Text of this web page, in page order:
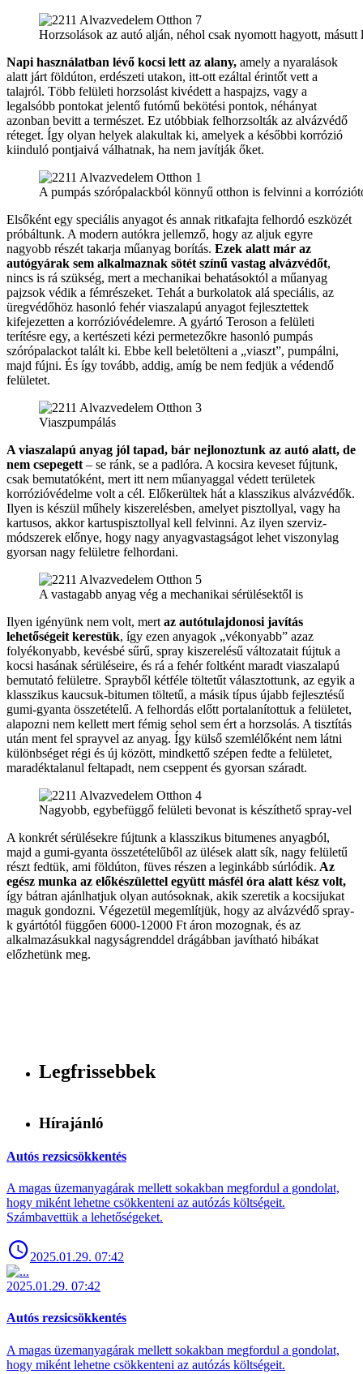
Horzsolások az autó alján, néhol csak nyomott hagyott, másutt
Napi használatban lévő kocsi lett az alany, amely a nyaralások
alatt járt földúton, erdészeti utakon, itt-ott ezáltal érintőt vett a
talajról. Több felületi horzsolást kivédett a haspajzs, vagy a
legalsóbb pontokat jelentő futómű bekötési pontok, néhányat
azonban bevitt a természet. Ez utóbbiak felhorzsolták az alvázvédő
réteget. Így olyan helyek alakultak ki, amelyek a későbbi korrózió
kiinduló pontjaivá válhatnak, ha nem javítják őket.
A pumpás szórópalackból könnyű otthon is felvinni a
Elsőként egy speciális anyagot és annak ritkafajta felhordó eszközét
próbáltunk. A modern autókra jellemző, hogy az aljuk egyre
nagyobb részét takarja műanyag borítás. Ezek alatt már az
autógyárak sem alkalmaznak sötét színű vastag alvázvédőt,
nincs is rá szükség, mert a mechanikai behatásoktól a műanyag
pajzsok védik a fémrészeket. Tehát a burkolatok alá speciális, az
üregvédőhöz hasonló fehér viaszalapú anyagot fejlesztettek
kifejezetten a korrózióvédelemre. A gyártó Teroson a felületi
terítésre egy, a kertészeti kézi permetezőkre hasonló pumpás
szórópalackot talált ki. Ebbe kell beletölteni a „viaszt”, pumpálni,
majd fújni. És így tovább, addig, amíg be nem fedjük a védendő
felületet.
Viaszpumpálás
A viaszalapú anyag jól tapad, bár nejlonoztunk az autó alatt, de
nem csepegett – se ránk, se a padlóra. A kocsira keveset fújtunk,
csak bemutatóként, mert itt nem műanyaggal védett területek
korrózióvédelme volt a cél. Előkerültek hát a klasszikus alvázvédők.
Ilyen is készül műhely kiszerelésben, amelyet pisztollyal, vagy ha
kartusos, akkor kartuspisztollyal kell felvinni. Az ilyen szerviz-
módszerek előnye, hogy nagy anyagvastagságot lehet viszonylag
gyorsan nagy felületre felhordani.
A vastagabb anyag vég a mechanikai sérülésektől is
Ilyen igényünk nem volt, mert az autótulajdonosi javítás
lehetőségeit kerestük, így ezen anyagok „vékonyabb” azaz
folyékonyabb, kevésbé sűrű, spray kiszerelésű változatait fújtuk a
kocsi hasának sérüléseire, és rá a fehér foltként maradt viaszalapú
bemutató felületre. Sprayből kétféle töltetűt választottunk, az egyik a
klasszikus kaucsuk-bitumen töltetű, a másik típus újabb fejlesztésű
gumi-gyanta összetételű. A felhordás előtt portalanítottuk a felületet,
alapozni nem kellett mert fémig sehol sem ért a horzsolás. A tisztítás
után ment fel sprayvel az anyag. Így külső szemlélőként nem látni
különbséget régi és új között, mindkettő szépen fedte a felületet,
maradéktalanul feltapadt, nem cseppent és gyorsan száradt.
Nagyobb, egybefüggő felületi bevonat is készíthető spray-vel
A konkrét sérülésekre fújtunk a klasszikus bitumenes anyagból,
majd a gumi-gyanta összetételűből az ülések alatt sík, nagy felületű
részt fedtük, ami földúton, füves részen a leginkább súrlódik. Az
egész munka az előkészülettel együtt másfél óra alatt kész volt,
így bátran ajánlhatjuk olyan autósoknak, akik szeretik a kocsijukat
maguk gondozni. Végezetül megemlítjük, hogy az alvázvédő spray-
k gyártótól függően 6000-12000 Ft áron mozognak, és az
alkalmazásukkal nagyságrenddel drágábban javítható hibákat
előzhetünk meg.
Legfrissebbek
Hírajánló
Autós rezsicsökkentés
A magas üzemanyagárak mellett sokakban megfordul a gondolat,
hogy miként lehetne csökkenteni az autózás költségeit.
Számbavettük a lehetőségeket.
2025.01.29. 07:42
2025.01.29. 07:42
Autós rezsicsökkentés
A magas üzemanyagárak mellett sokakban megfordul a gondolat,
hogy miként lehetne csökkenteni az autózás költségeit.